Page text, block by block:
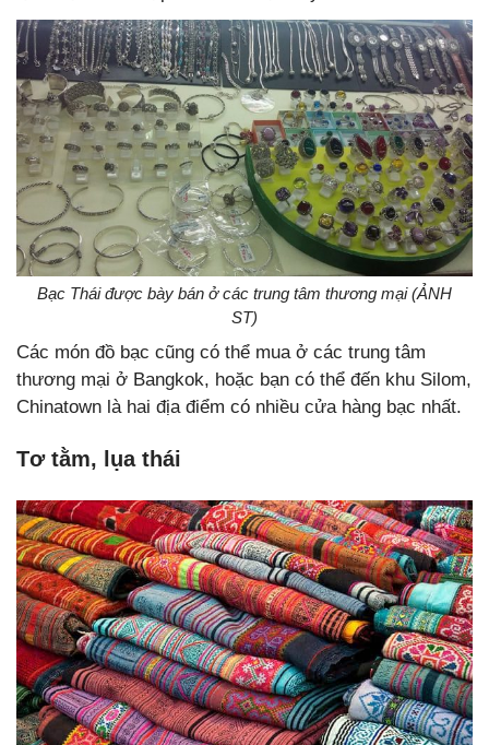
Bạc Thái được bày bán ở các trung tâm thương mại (ẢNH
ST)
Các món đồ bạc cũng có thể mua ở các trung tâm
thương mại ở Bangkok, hoặc bạn có thể đến khu Silom,
Chinatown là hai địa điểm có nhiều cửa hàng bạc nhất.
Tơ tằm, lụa thái